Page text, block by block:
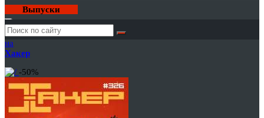
Выпуски
Годовая
подписка
на
Хакер
-50%